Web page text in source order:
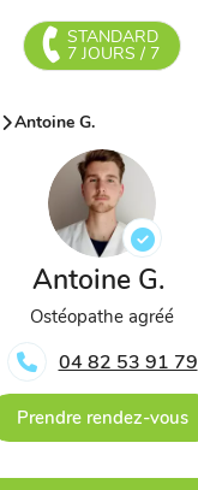
STANDARD
7 JOURS / 7
Antoine G.
Antoine G.
Ostéopathe agréé
04 82 53 91 79
Prendre rendez-vous